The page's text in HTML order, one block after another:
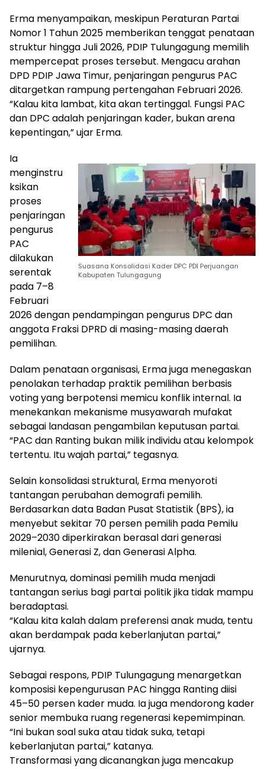
Erma menyampaikan, meskipun Peraturan Partai
Nomor 1 Tahun 2025 memberikan tenggat penataan
struktur hingga Juli 2026, PDIP Tulungagung memilih
mempercepat proses tersebut. Mengacu arahan
DPD PDIP Jawa Timur, penjaringan pengurus PAC
ditargetkan rampung pertengahan Februari 2026.
“Kalau kita lambat, kita akan tertinggal. Fungsi PAC
dan DPC adalah penjaringan kader, bukan arena
kepentingan,” ujar Erma.
Suasana Konsolidasi Kader DPC PDI Perjuangan
Kabupaten Tulungagung
Ia
menginstru
ksikan
proses
penjaringan
pengurus
PAC
dilakukan
serentak
pada 7–8
Februari
2026 dengan pendampingan pengurus DPC dan
anggota Fraksi DPRD di masing-masing daerah
pemilihan.
Dalam penataan organisasi, Erma juga menegaskan
penolakan terhadap praktik pemilihan berbasis
voting yang berpotensi memicu konflik internal. Ia
menekankan mekanisme musyawarah mufakat
sebagai landasan pengambilan keputusan partai.
“PAC dan Ranting bukan milik individu atau kelompok
tertentu. Itu wajah partai,” tegasnya.
Selain konsolidasi struktural, Erma menyoroti
tantangan perubahan demografi pemilih.
Berdasarkan data Badan Pusat Statistik (BPS), ia
menyebut sekitar 70 persen pemilih pada Pemilu
2029–2030 diperkirakan berasal dari generasi
milenial, Generasi Z, dan Generasi Alpha.
Menurutnya, dominasi pemilih muda menjadi
tantangan serius bagi partai politik jika tidak mampu
beradaptasi.
“Kalau kita kalah dalam preferensi anak muda, tentu
akan berdampak pada keberlanjutan partai,”
ujarnya.
Sebagai respons, PDIP Tulungagung menargetkan
komposisi kepengurusan PAC hingga Ranting diisi
45–50 persen kader muda. Ia juga mendorong kader
senior membuka ruang regenerasi kepemimpinan.
“Ini bukan soal suka atau tidak suka, tetapi
keberlanjutan partai,” katanya.
Transformasi yang dicanangkan juga mencakup